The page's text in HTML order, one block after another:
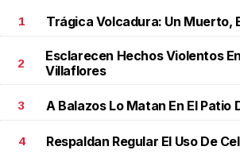
1 Trágica Volcadura: Un Muerto,
2
Esclarecen Hechos Violentos
Villaflores
3 A Balazos Lo Matan En El Patio
4 Respaldan Regular El Uso De